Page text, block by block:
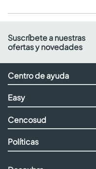
Suscríbete a nuestras
ofertas y novedades
Centro de ayuda
Easy
Cencosud
Políticas